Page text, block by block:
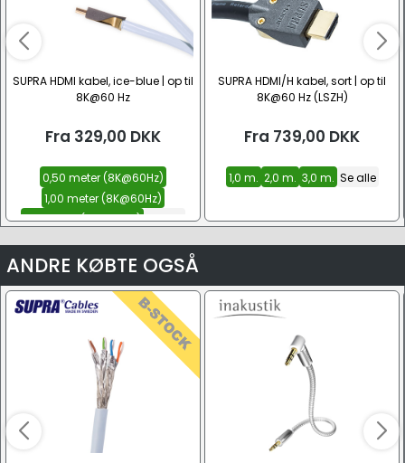
SUPRA HDMI kabel, ice-blue | op til
8K@60 Hz
Fra 329,00 DKK
0,50 meter (8K@60Hz)
1,00 meter (8K@60Hz)
1,50 meter (8K@60Hz) Se alle
SUPRA HDMI/H kabel, sort | op til
8K@60 Hz (LSZH)
Fra 739,00 DKK
1,0 m. 2,0 m. 3,0 m. Se alle
ANDRE KØBTE OGSÅ